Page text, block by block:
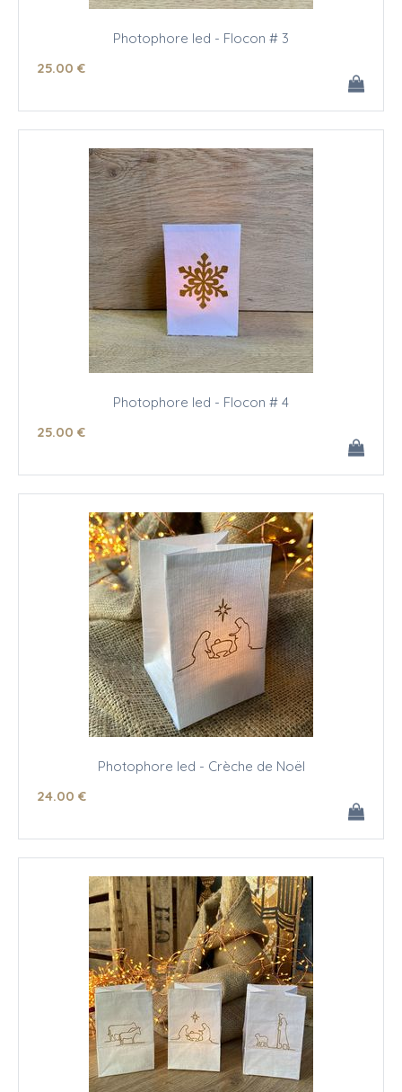
Photophore led - Flocon # 3
25.00 €
Photophore led - Flocon # 4
25.00 €
Photophore led - Crèche de Noël
24.00 €